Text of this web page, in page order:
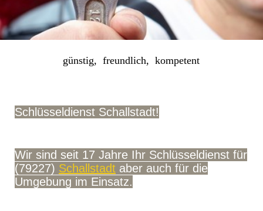
günstig, freundlich, kompetent
Schlüsseldienst Schallstadt!
Wir sind seit 17 Jahre Ihr Schlüsseldienst für
(79227) Schallstadt aber auch für die
Umgebung im Einsatz.